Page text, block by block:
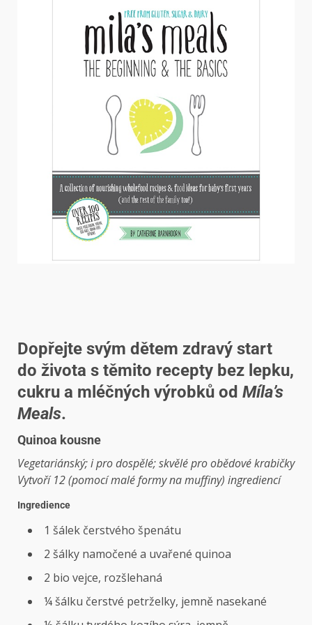
Dopřejte svým dětem zdravý start
do života s těmito recepty bez lepku,
cukru a mléčných výrobků od Míla’s
Meals.
Quinoa kousne
Vegetariánský; i pro dospělé; skvělé pro obědové krabičky
Vytvoří 12 (pomocí malé formy na muffiny) ingrediencí
Ingredience
1 šálek čerstvého špenátu
2 šálky namočené a uvařené quinoa
2 bio vejce, rozšlehaná
¼ šálku čerstvé petrželky, jemně nasekané